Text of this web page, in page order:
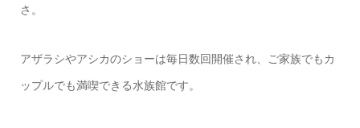
さ。
アザラシやアシカのショーは毎日数回開催され、ご家族でもカ
ップルでも満喫できる水族館です。